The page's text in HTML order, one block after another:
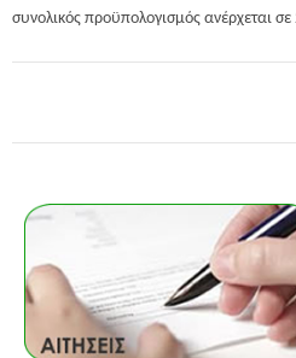
συνολικός προϋπολογισμός ανέρχεται